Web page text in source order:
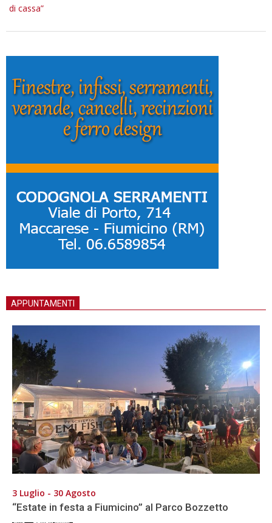
di cassa”
APPUNTAMENTI
3 Luglio - 30 Agosto
“Estate in festa a Fiumicino” al Parco Bozzetto